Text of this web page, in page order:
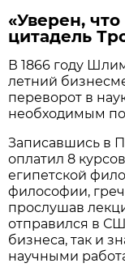
«Уверен,
цитадель
В 1866 году
летний
переворот в
необходимым
Записавшись в
оплатил 8
египетской
философии,
прослушав
отправился в
бизнеса, так и
научными